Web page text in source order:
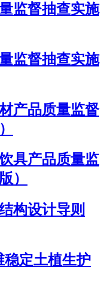
监督抽查实施
监督抽查实施
产品质量监督
具产品质量监
）
构设计导则
稳定土植生护